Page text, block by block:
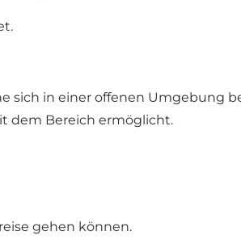
sich in einer offenen Umgebung
dem Bereich ermöglicht.
gehen können.